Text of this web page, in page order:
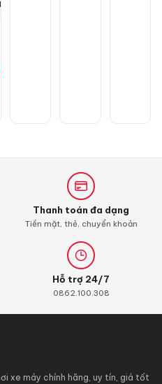
Thanh toán đa dạng
Tiền mặt, thẻ, chuyển khoản
Hỗ trợ 24/7
0862.100.308
xe máy chính hãng, uy tín, giá tốt